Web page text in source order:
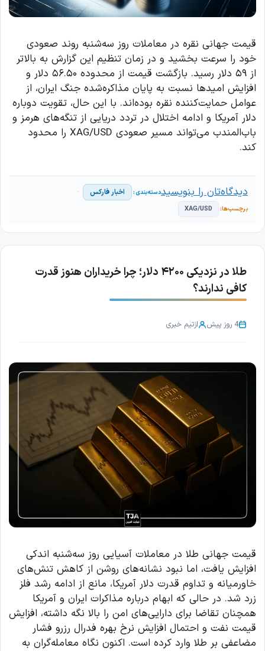
قیمت جهانی نقره در معاملات روز سه‌شنبه روند صعودی
خود را سرعت بخشید و در زمان تنظیم این گزارش به بالاتر
از ۵۹ دلار رسید. بازگشت قیمت از محدوده ۵۶.۵۰ دلار و
افزایش امیدها نسبت به پایان مذاکره‌شده جنگ ایران، از
عوامل حمایت‌کننده نقره بوده‌اند. با این حال، تقویت دوباره
دلار آمریکا و ادامه اختلال در تردد دریایی از تنگه‌های هرمز و
باب‌المندب می‌تواند مسیر صعودی XAG/USD را محدود
کند.
اخبار فارکس
XAG/USD
دیدگاه‌تان را بنویسید
طلا در نزدیکی ۴۲۰۰ دلار؛ چرا خریداران هنوز قدرت
کافی ندارند؟
4 روز پیش ازتیم خبری
قیمت جهانی طلا در معاملات آسیایی روز سه‌شنبه اندکی
افزایش یافت، اما نبود نشانه‌های روشن از کاهش تنش‌های
خاورمیانه و تداوم قدرت دلار آمریکا، مانع از ادامه رشد فلز
زرد شد. در حالی که ابهام درباره مذاکرات ایران و آمریکا
همچنان تقاضا برای دارایی‌های امن را بالا نگه داشته، افزایش
قیمت نفت و احتمال افزایش نرخ بهره فدرال رزرو فشار
مضاعفی بر طلا وارد کرده است. اکنون نگاه معامله‌گران به